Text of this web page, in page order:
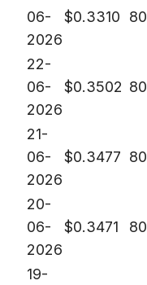
06-
2026
$0.3310 80
22-
06-
2026
$0.3502 80
21-
06-
2026
$0.3477 80
20-
06-
2026
$0.3471 80
19-